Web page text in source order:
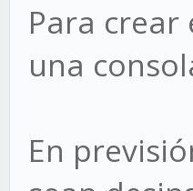
Para
una
En